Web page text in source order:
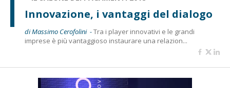
Innovazione, i vantaggi del dialogo
di Massimo Cerofolini -Tra i player innovativi e le grandi
imprese è più vantaggioso instaurare una relazion...